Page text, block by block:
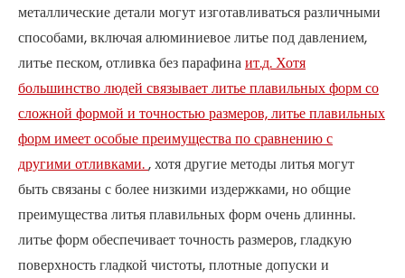
металлические детали могут изготавливаться различными
способами, включая алюминиевое литье под давлением,
литье песком, отливка без парафинаит.д. Хотя
большинство людей связывает литье плавильных форм со
сложной формой и точностью размеров, литье плавильных
форм имеет особые преимущества по сравнению с
другими отливками., хотя другие методы литья могут
быть связаны с более низкими издержками, но общие
преимущества литья плавильных форм очень длинны.
литье форм обеспечивает точность размеров, гладкую
поверхность гладкой чистоты, плотные допуски и